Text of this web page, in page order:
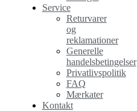
Service
Returvarer
og
reklamationer
Generelle
handelsbetingelser
Privatlivspolitik
FAQ
Mærkater
Kontakt